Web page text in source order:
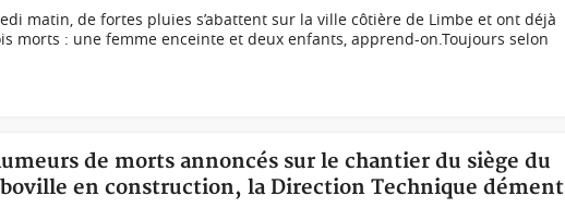
matin, de fortes pluies s’abattent sur la ville côtière de Limbe et ont déjà
morts : une femme enceinte et deux enfants, apprend-on.Toujours selon
de morts annoncés sur le chantier du siège du
en construction, la Direction Technique dément